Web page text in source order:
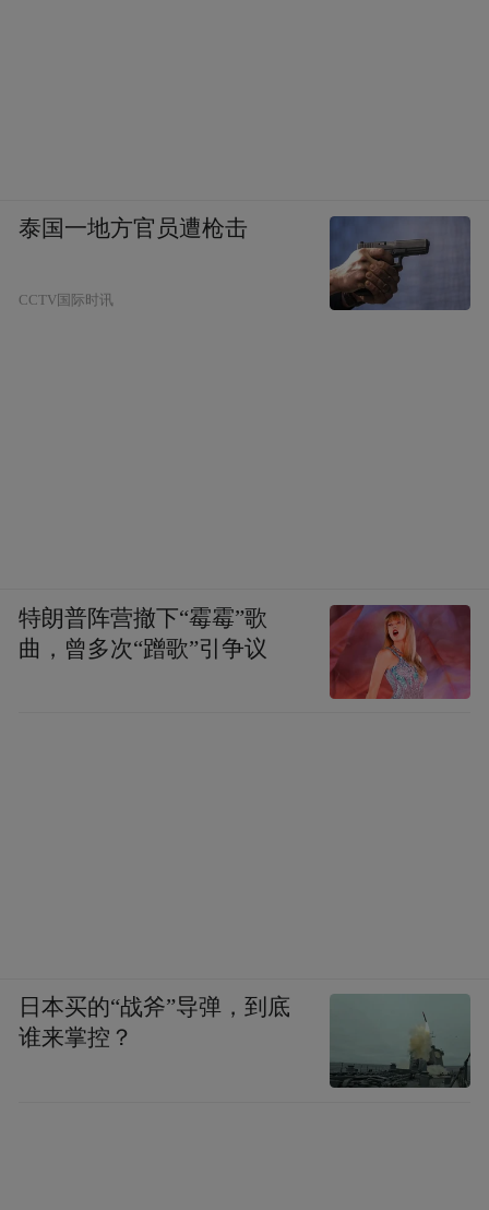
泰国一地方官员遭枪击
CCTV国际时讯
特朗普阵营撤下“霉霉”歌
曲，曾多次“蹭歌”引争议
日本买的“战斧”导弹，到底
谁来掌控？